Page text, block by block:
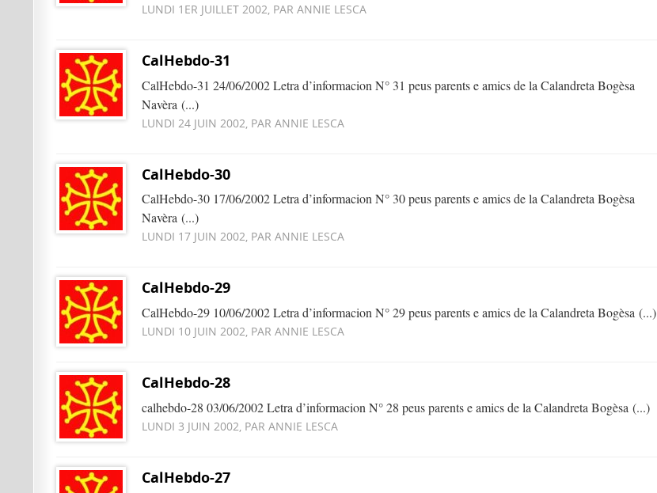
LUNDI 1ER JUILLET 2002, PAR ANNIE LESCA
CalHebdo-31
CalHebdo-31 24/06/2002 Letra d’informacion N° 31 peus parents e amics de la Calandreta Bogèsa
Navèra (...)
LUNDI 24 JUIN 2002, PAR ANNIE LESCA
CalHebdo-30
CalHebdo-30 17/06/2002 Letra d’informacion N° 30 peus parents e amics de la Calandreta Bogèsa
Navèra (...)
LUNDI 17 JUIN 2002, PAR ANNIE LESCA
CalHebdo-29
CalHebdo-29 10/06/2002 Letra d’informacion N° 29 peus parents e amics de la Calandreta Bogèsa (...)
LUNDI 10 JUIN 2002, PAR ANNIE LESCA
CalHebdo-28
calhebdo-28 03/06/2002 Letra d’informacion N° 28 peus parents e amics de la Calandreta Bogèsa (...)
LUNDI 3 JUIN 2002, PAR ANNIE LESCA
CalHebdo-27